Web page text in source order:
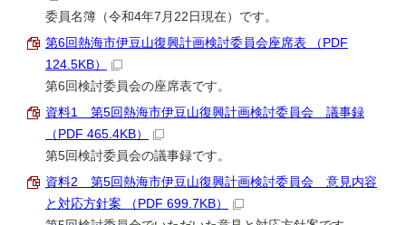
委員名簿（令和4年7月22日現在）です。
第6回熱海市伊豆山復興計画検討委員会座席表 （PDF
124.5KB）
第6回検討委員会の座席表です。
資料1 第5回熱海市伊豆山復興計画検討委員会 議事録
（PDF 465.4KB）
第5回検討委員会の議事録です。
資料2 第5回熱海市伊豆山復興計画検討委員会 意見内容
と対応方針案 （PDF 699.7KB）